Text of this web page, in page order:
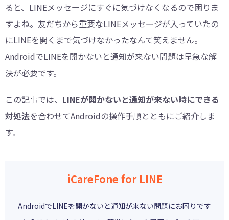
ると、LINEメッセージにすぐに気づけなくなるので困りま
すよね。友だちから重要なLINEメッセージが入っていたの
にLINEを開くまで気づけなかったなんて笑えません。
AndroidでLINEを開かないと通知が来ない問題は早急な解
決が必要です。
この記事では、 LINEが開かないと通知が来ない時にできる
対処法を合わせてAndroidの操作手順とともにご紹介しま
す。
iCareFone for LINE
AndroidでLINEを開かないと通知が来ない問題にお困りです